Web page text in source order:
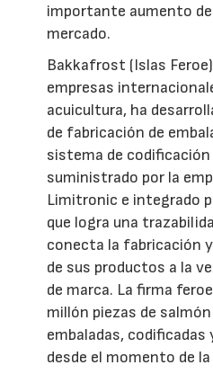
importante aumento
mercado.
Bakkafrost (Islas
empresas
acuicultura, ha
de fabricación de
sistema de
suministrado por la
Limitronic e integrado
que logra una
conecta la fabricación
de sus productos a la
de marca. La firma
millón piezas de
embaladas,
desde el momento de la